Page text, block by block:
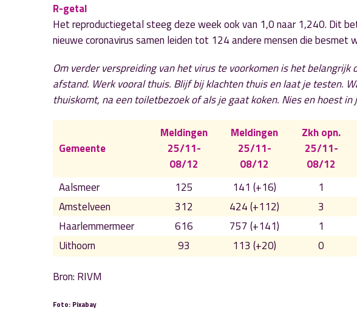
R-getal
Het reproductiegetal steeg deze week ook van 1,0 naar 1,240. Dit
nieuwe coronavirus samen leiden tot 124 andere mensen die besmet
Om verder verspreiding van het virus te voorkomen is het
afstand. Werk vooral thuis. Blijf bij klachten thuis en laat je testen.
thuiskomt, na een toiletbezoek of als je gaat koken. Nies en hoest in
Gemeente
Meldingen
25/11-
08/12
Meldingen
25/11-
08/12
Zkh opn.
25/11-
08/12
Aalsmeer
125 141 (+16) 1
Amstelveen
312 424 (+112) 3
Haarlemmermeer
616 757 (+141) 1
Uithoorn
93 113 (+20) 0
Bron: RIVM
Foto: Pixabay